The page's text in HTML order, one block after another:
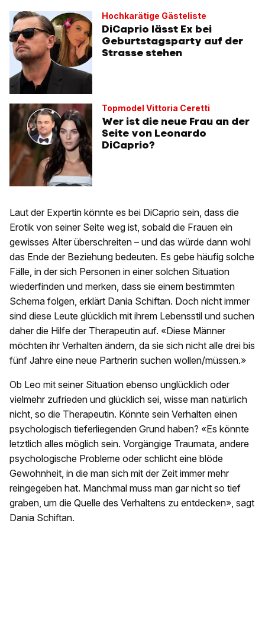
Hochkarätige Gästeliste
DiCaprio lässt Ex bei
Geburtstagsparty auf der
Strasse stehen
Topmodel Vittoria Ceretti
Wer ist die neue Frau an der
Seite von Leonardo
DiCaprio?
Laut der Expertin könnte es bei DiCaprio sein, dass die
Erotik von seiner Seite weg ist, sobald die Frauen ein
gewisses Alter überschreiten – und das würde dann wohl
das Ende der Beziehung bedeuten. Es gebe häufig solche
Fälle, in der sich Personen in einer solchen Situation
wiederfinden und merken, dass sie einem bestimmten
Schema folgen, erklärt Dania Schiftan. Doch nicht immer
sind diese Leute glücklich mit ihrem Lebensstil und suchen
daher die Hilfe der Therapeutin auf. «Diese Männer
möchten ihr Verhalten ändern, da sie sich nicht alle drei bis
fünf Jahre eine neue Partnerin suchen wollen/müssen.»
Ob Leo mit seiner Situation ebenso unglücklich oder
vielmehr zufrieden und glücklich sei, wisse man natürlich
nicht, so die Therapeutin. Könnte sein Verhalten einen
psychologisch tieferliegenden Grund haben? «Es könnte
letztlich alles möglich sein. Vorgängige Traumata, andere
psychologische Probleme oder schlicht eine blöde
Gewohnheit, in die man sich mit der Zeit immer mehr
reingegeben hat. Manchmal muss man gar nicht so tief
graben, um die Quelle des Verhaltens zu entdecken», sagt
Dania Schiftan.